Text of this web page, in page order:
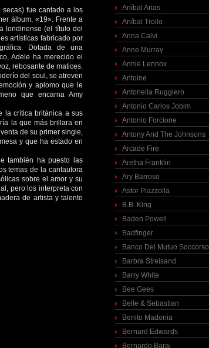
secas) fue cantado a los
álbum, «19». Frente a
londinense (el título del
artísticas fabricado por
Dotada de una
Adele ha merecido el
rebosante de matices.
del soul, se atreven
y aplomo que le
que encarna Amy
la crítica británica a sus
la que más brillara en
de su primer single,
y que ha estado en
también ha puesto las
temas de la cantautora
sobre el amor y su
pero los interpreta con
de artista y talento
Aníbal Arias
Aníbal Troilo
Anna Calvi
Anne Murray
Annie Lennox
Antoine
Antonella Ruggiero
Antonio Carlos Jobim
Antonio Forcione
Antony And The Johnsons
Arcade Fire
Aretha Franklin
Ary Barroso
Astor Piazzolla
B.B. King
Baden Powell
Badfinger
Banco Del Mutuo Soccorso
Barbra Streisand
Barry White
Bee Gees
Belle & Sebastian
Benito Madonia
Bernard Edwards
Bernardo Baraj